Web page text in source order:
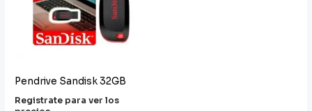
Pendrive Sandisk 32GB
Registrate para ver los